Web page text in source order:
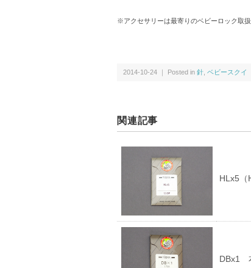
※アクセサリーは最寄りのベビーロック取扱
2014-10-24 ｜ Posted in 針 ベビースクイ
関連記事
HLx5
DBx1